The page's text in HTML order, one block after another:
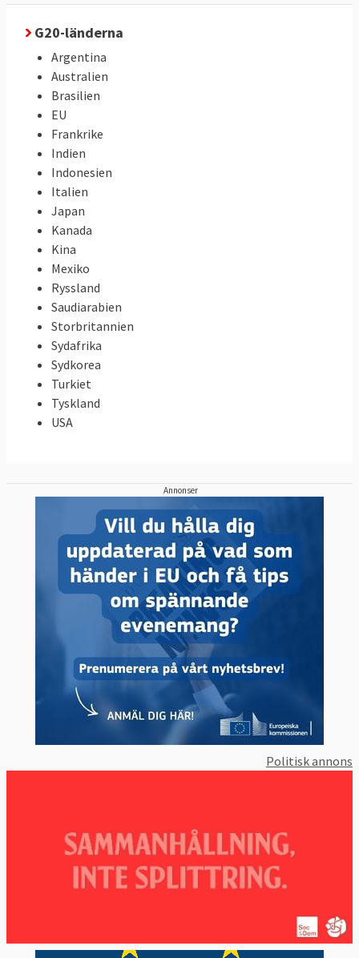
G20-länderna
Argentina
Australien
Brasilien
EU
Frankrike
Indien
Indonesien
Italien
Japan
Kanada
Kina
Mexiko
Ryssland
Saudiarabien
Storbritannien
Sydafrika
Sydkorea
Turkiet
Tyskland
USA
Annonser
Politisk annons